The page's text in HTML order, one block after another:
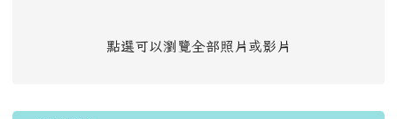
點選可以瀏覽全部照片或影片